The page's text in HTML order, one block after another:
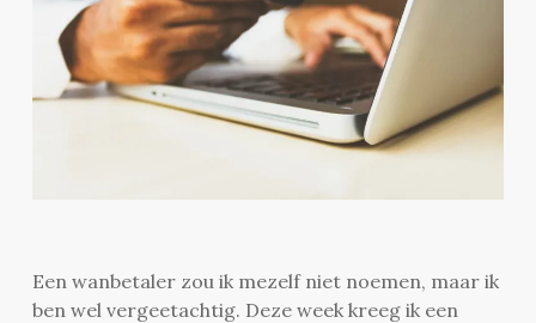
Een wanbetaler zou ik mezelf niet noemen, maar ik
ben wel vergeetachtig. Deze week kreeg ik een